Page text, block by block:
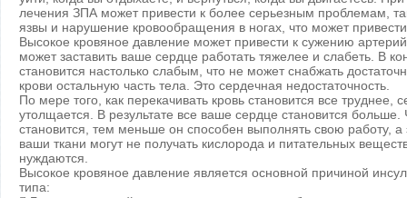
лечения ЗПА может привести к более серьезным проблемам,
язвы и нарушение кровообращения в ногах, что может
Высокое кровяное давление может привести к сужению
может заставить ваше сердце работать тяжелее и слабеть. В
становится настолько слабым, что не может снабжать
крови остальную часть тела. Это сердечная недостаточность.
По мере того, как перекачивать кровь становится все
утолщается. В результате все ваше сердце становится
становится, тем меньше он способен выполнять свою работу, а
ваши ткани могут не получать кислорода и питательных
нуждаются.
Высокое кровяное давление является основной причиной
типа: